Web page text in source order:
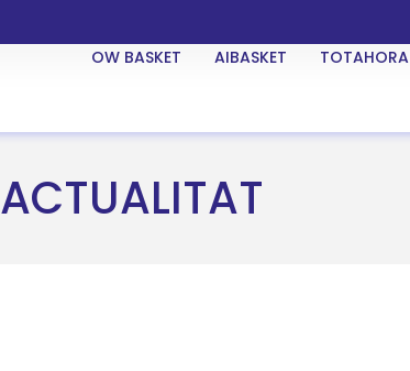
OW BASKET AIBASKET TOTAHORA
ACTUALITAT